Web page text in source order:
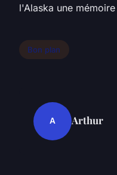
l'Alaska une
Bon plan
A Arthur